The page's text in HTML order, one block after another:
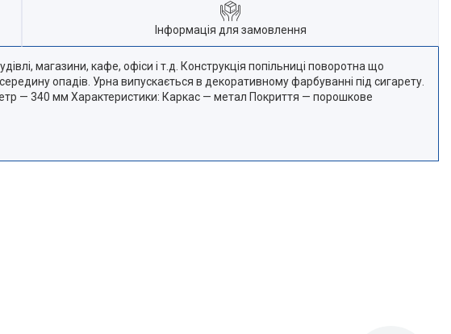
Інформація для замовлення
магазини, кафе, офіси і т.д. Конструкція попільниці поворотна що
опадів. Урна випускається в декоративному фарбуванні під сигарету.
— 340 мм Характеристики: Каркас — метал Покриття — порошкове